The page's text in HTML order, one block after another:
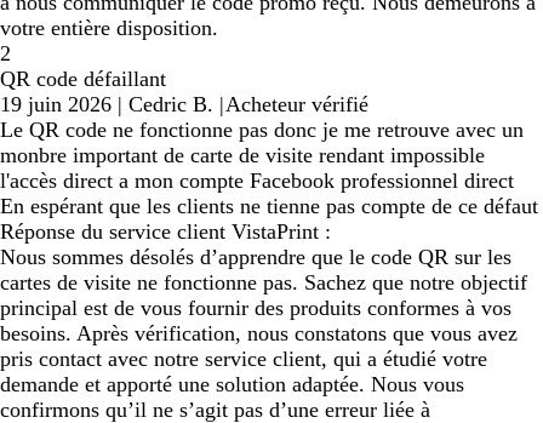
votre entière disposition.
2
QR code défaillant
19 juin 2026 | Cedric B. |Acheteur vérifié
Le QR code ne fonctionne pas donc je me retrouve avec un
monbre important de carte de visite rendant impossible
l'accès direct a mon compte Facebook professionnel direct
En espérant que les clients ne tienne pas compte de ce défaut
Réponse du service client VistaPrint :
Nous sommes désolés d’apprendre que le code QR sur les
cartes de visite ne fonctionne pas. Sachez que notre objectif
principal est de vous fournir des produits conformes à vos
besoins. Après vérification, nous constatons que vous avez
pris contact avec notre service client, qui a étudié votre
demande et apporté une solution adaptée. Nous vous
confirmons qu’il ne s’agit pas d’une erreur liée à